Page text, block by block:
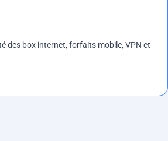
des box internet, forfaits mobile, VPN et